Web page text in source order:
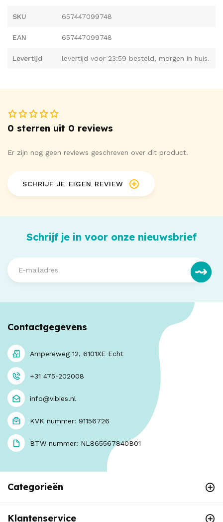
SKU 657447099748
EAN 657447099748
Levertijd levertijd voor 23:59 besteld, morgen in huis.
0 sterren uit 0 reviews
Er zijn nog geen reviews geschreven over dit product.
SCHRIJF JE EIGEN REVIEW
Schrijf je in voor onze nieuwsbrief
Contactgegevens
Ampereweg 12, 6101XE Echt
+31 475-202008
info@vibies.nl
KVK nummer: 91156726
BTW nummer: NL865567840B01
Categorieën
Klantenservice